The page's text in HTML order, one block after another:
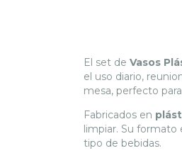
El set de Vasos
el uso diario,
mesa, perfecto
Fabricados en
limpiar. Su formato
tipo de bebidas.